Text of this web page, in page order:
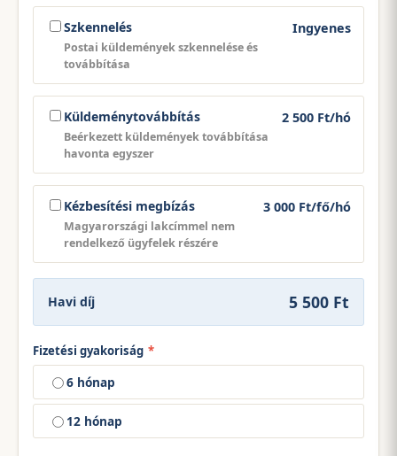
Szkennelés
Postai küldemények szkennelése és
továbbítása
Ingyenes
Küldeménytovábbítás
Beérkezett küldemények továbbítása
havonta egyszer
2 500 Ft/hó
Kézbesítési megbízás
Magyarországi lakcímmel nem
rendelkező ügyfelek részére
3 000 Ft/fő/hó
Havi díj 5 500 Ft
Fizetési gyakoriság *
6 hónap
12 hónap